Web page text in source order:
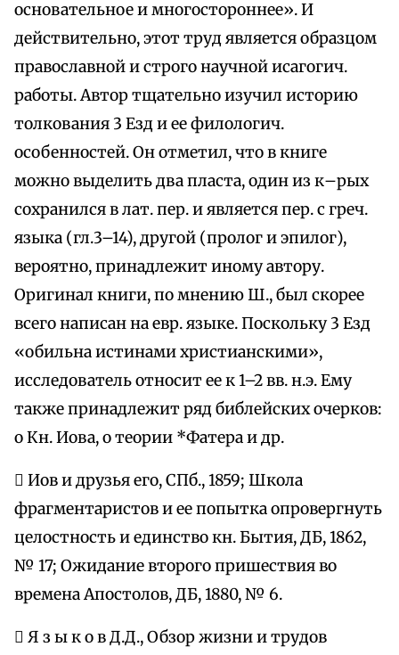
основательное и многостороннее». И
действительно, этот труд является образцом
православной и строго научной исагогич.
работы. Автор тщательно изучил историю
толкования 3 Езд и ее филологич.
особенностей. Он отметил, что в книге
можно выделить два пласта, один из к–рых
сохранился в лат. пер. и является пер. с греч.
языка (гл.3–14), другой (пролог и эпилог),
вероятно, принадлежит иному автору.
Оригинал книги, по мнению Ш., был скорее
всего написан на евр. языке. Поскольку 3 Езд
«обильна истинами христианскими»,
исследователь относит ее к 1–2 вв. н.э. Ему
также принадлежит ряд библейских очерков:
о Кн. Иова, о теории *Фатера и др.
 Иов и друзья его, СПб., 1859; Школа
фрагментаристов и ее попытка опровергнуть
целостность и единство кн. Бытия, ДБ, 1862,
№ 17; Ожидание второго пришествия во
времена Апостолов, ДБ, 1880, № 6.
 Я з ы к о в Д.Д., Обзор жизни и трудов